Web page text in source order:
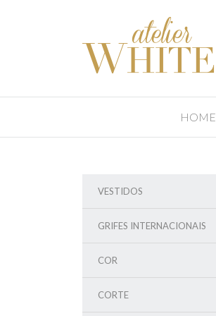
HOME
VESTIDOS
GRIFES INTERNACIONAIS
COR
CORTE